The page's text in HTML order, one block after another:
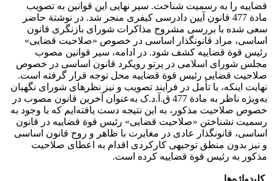
قضاییه را به رسمیت شناخت. سیر نهایی این قوانین به تصویب
مادة 477 قانون آیین دادرسی کیفری منجر شد. در نوشتة حاضر
سعی شده با بررسی مشروح مذاکرات شورای بازنگری قانون
اساسی، مراد قانونگذار اساسی در خصوص «صلاحیت قضایی»
رئیس قوة قضاییه کشف شود. در ادامه، سیر قوانین مصوب
مجلس شورای اسلامی در پرتو رویکرد قانون اساسی در خصوص
صلاحیت قضایی رئیس قوة قضاییه محل توجه قرار گرفته است.
نهایت اینکه، با تأمل در فرایند تصویب و نیز نظرهای شورای نگهبان
به‌ویژه ناظر به مادة 477 ق.آ.د.ک به‌عنوان آخرین قانون مصوب در
خصوص صلاحیت مذکور، به این نتیجه دست یافته‌ایم که با وجود به
رسمیت نشناختن «صلاحیت قضایی» رئیس قوة قضاییه در قانون
اساسی، قانونگذار عادی در مغایرت با ظاهر و روح قانون اساسی
و نیز بدون منطق توجیهی کارکردی اقدام به اعطای صلاحیت
مذکور به رئیس قوة قضاییه کرده است.
کلیدواژه‌ها